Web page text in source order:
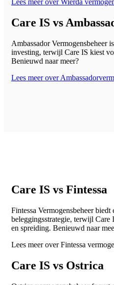
Lees meer over Wierda
Care IS vs
Ambassador Vermogensbeheer
investing, terwijl Care IS kiest
Benieuwd naar meer?
Lees meer over
Care IS vs Fintessa
Fintessa Vermogensbeheer
beleggingsstrategie, terwijl Care
en spreiding. Benieuwd naar
Lees meer over Fintessa
Care IS vs Ostrica